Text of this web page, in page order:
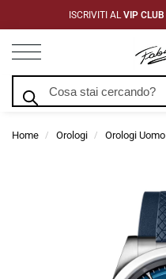
ISCRIVITI AL VIP CLUB
Home / Orologi / Orologi Uomo